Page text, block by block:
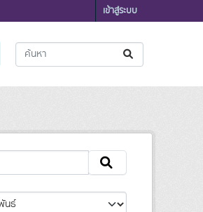
เข้าสู่ระบบ